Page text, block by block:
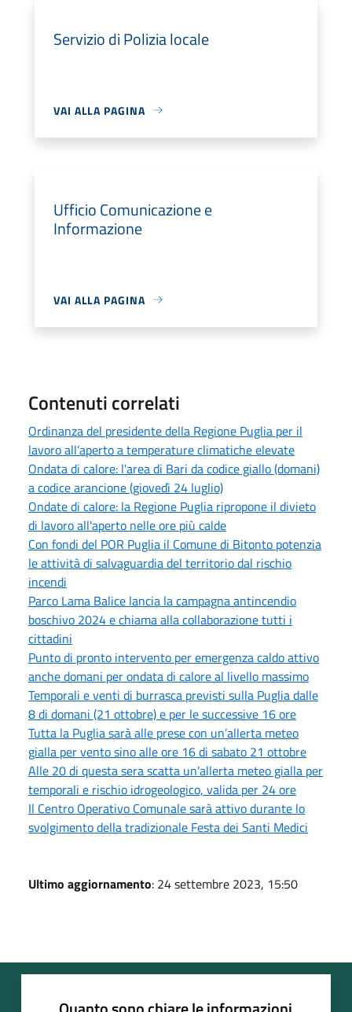
Servizio di Polizia locale
VAI ALLA PAGINA
Ufficio Comunicazione e
Informazione
VAI ALLA PAGINA
Contenuti correlati
Ordinanza del presidente della Regione Puglia per il
lavoro all’aperto a temperature climatiche elevate
Ondata di calore: l'area di Bari da codice giallo (domani)
a codice arancione (giovedì 24 luglio)
Ondate di calore: la Regione Puglia ripropone il divieto
di lavoro all'aperto nelle ore più calde
Con fondi del POR Puglia il Comune di Bitonto potenzia
le attività di salvaguardia del territorio dal rischio
incendi
Parco Lama Balice lancia la campagna antincendio
boschivo 2024 e chiama alla collaborazione tutti i
cittadini
Punto di pronto intervento per emergenza caldo attivo
anche domani per ondata di calore al livello massimo
Temporali e venti di burrasca previsti sulla Puglia dalle
8 di domani (21 ottobre) e per le successive 16 ore
Tutta la Puglia sarà alle prese con un’allerta meteo
gialla per vento sino alle ore 16 di sabato 21 ottobre
Alle 20 di questa sera scatta un'allerta meteo gialla per
temporali e rischio idrogeologico, valida per 24 ore
Il Centro Operativo Comunale sarà attivo durante lo
svolgimento della tradizionale Festa dei Santi Medici
Ultimo aggiornamento: 24 settembre 2023, 15:50